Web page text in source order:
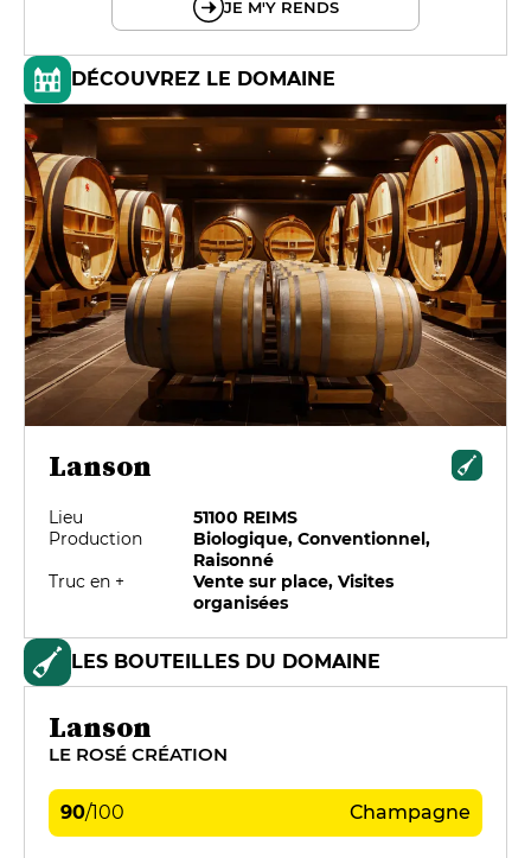
JE M'Y RENDS
DÉCOUVREZ LE DOMAINE
Lanson
Lieu
51100 REIMS
Production
Biologique, Conventionnel,
Raisonné
Truc en +
Vente sur place, Visites
organisées
LES BOUTEILLES DU DOMAINE
Lanson
LE ROSÉ CRÉATION
90/100 Champagne